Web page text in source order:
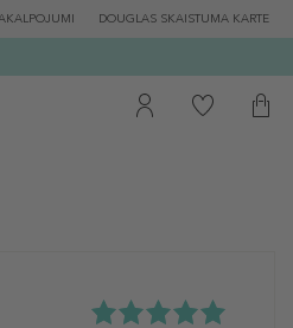
DOUGLAS SKAISTUMA KARTE